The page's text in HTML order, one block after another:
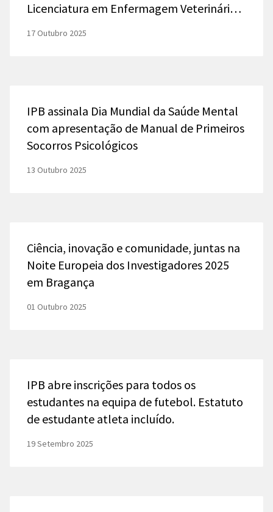
Licenciatura em Enfermagem Veterinária
17 Outubro 2025
IPB assinala Dia Mundial da Saúde Mental
com apresentação de Manual de Primeiros
Socorros Psicológicos
13 Outubro 2025
Ciência, inovação e comunidade, juntas na
Noite Europeia dos Investigadores 2025
em Bragança
01 Outubro 2025
IPB abre inscrições para todos os
estudantes na equipa de futebol. Estatuto
de estudante atleta incluído.
19 Setembro 2025